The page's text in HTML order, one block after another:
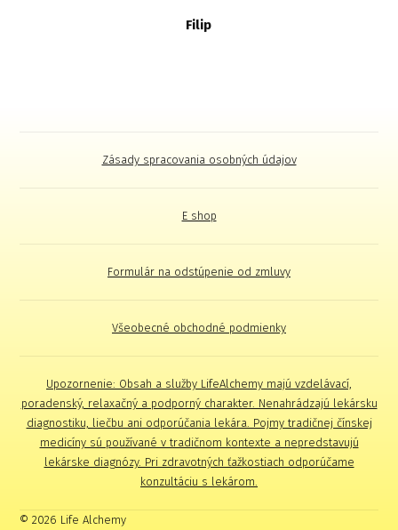
Filip
Zásady spracovania osobných údajov
E shop
Formulár na odstúpenie od zmluvy
Všeobecné obchodné podmienky
Upozornenie: Obsah a služby LifeAlchemy majú vzdelávací,
poradenský, relaxačný a podporný charakter. Nenahrádzajú lekársku
diagnostiku, liečbu ani odporúčania lekára. Pojmy tradičnej čínskej
medicíny sú používané v tradičnom kontexte a nepredstavujú
lekárske diagnózy. Pri zdravotných ťažkostiach odporúčame
konzultáciu s lekárom.
© 2026 Life Alchemy